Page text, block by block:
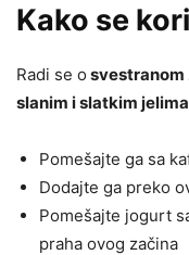
Kako se
Radi se o svestranom
slanim i slatkim jelima
Pomešajte ga sa
Dodajte ga preko
Pomešajte jogurt
praha ovog začina